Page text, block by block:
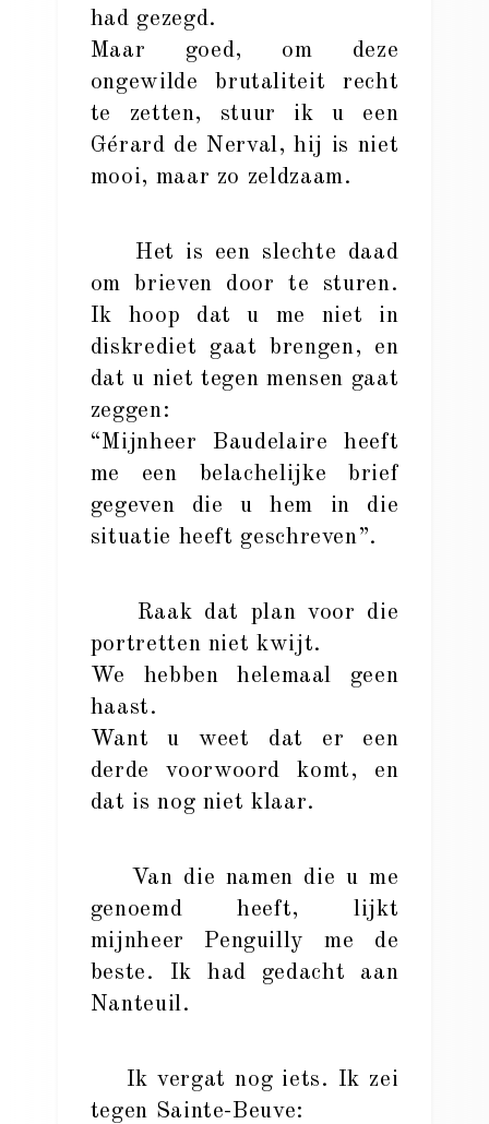
had gezegd.
Maar goed, om deze
ongewilde brutaliteit recht
te zetten, stuur ik u een
Gérard de Nerval, hij is niet
mooi, maar zo zeldzaam.
Het is een slechte daad
om brieven door te sturen.
Ik hoop dat u me niet in
diskrediet gaat brengen, en
dat u niet tegen mensen gaat
zeggen:
“Mijnheer Baudelaire heeft
me een belachelijke brief
gegeven die u hem in die
situatie heeft geschreven”.
Raak dat plan voor die
portretten niet kwijt.
We hebben helemaal geen
haast.
Want u weet dat er een
derde voorwoord komt, en
dat is nog niet klaar.
Van die namen die u me
genoemd heeft, lijkt
mijnheer Penguilly me de
beste. Ik had gedacht aan
Nanteuil.
Ik vergat nog iets. Ik zei
tegen Sainte-Beuve: